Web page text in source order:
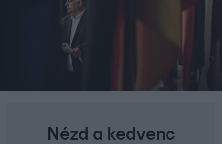
Nézd a kedvenc